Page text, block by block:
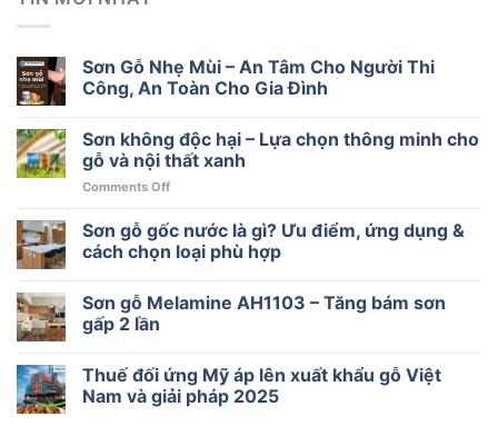
Sơn Gỗ Nhẹ Mùi – An Tâm Cho Người Thi
Công, An Toàn Cho Gia Đình
Sơn không độc hại – Lựa chọn thông minh cho
gỗ và nội thất xanh
Comments Offon
không
độc
hại
Lựa
cho
gỗ
Sơn gỗ gốc nước là gì? Ưu điểm, ứng dụng &
cách chọn loại phù hợp
Sơn gỗ Melamine AH1103 – Tăng bám sơn
gấp 2 lần
Thuế đối ứng Mỹ áp lên xuất khẩu gỗ Việt
Nam và giải pháp 2025